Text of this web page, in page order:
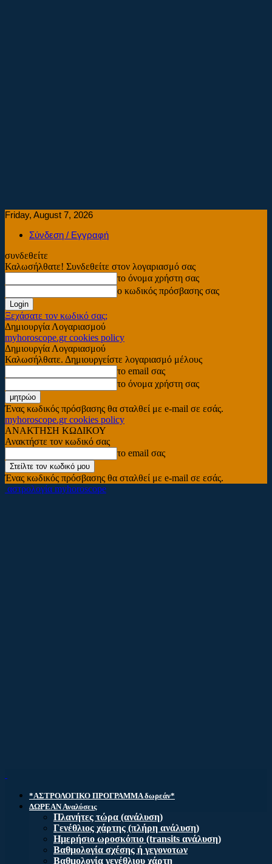
Friday, August 7, 2026
Σύνδεση / Εγγραφή
συνδεθείτε
Καλωσήλθατε! Συνδεθείτε στον λογαριασμό σας
το όνομα χρήστη σας
ο κωδικός πρόσβασης σας
Ξεχάσατε τον κωδικό σας;
Δημιουργία Λογαριασμού
myhoroscope.gr cookies policy
Δημιουργία Λογαριασμού
Καλωσήλθατε. Δημιουργείστε λογαριασμό μέλους
το email σας
το όνομα χρήστη σας
Ένας κωδικός πρόσβασης θα σταλθεί με e-mail σε εσάς.
myhoroscope.gr cookies policy
ΑΝΑΚΤΗΣΗ ΚΩΔΙΚΟΥ
Ανακτήστε τον κωδικό σας
το email σας
Ένας κωδικός πρόσβασης θα σταλθεί με e-mail σε εσάς.
αστρολογία myhoroscope
*ΑΣΤΡΟΛΟΓΙΚΟ ΠΡΟΓΡΑΜΜΑ δωρεάν*
ΔΩΡΕΑΝ Αναλύσεις
Πλανήτες τώρα (ανάλυση)
Γενέθλιος χάρτης (πλήρη ανάλυση)
Ημερήσιο ωροσκόπιο (transits ανάλυση)
Βαθμολογία σχέσης ή γεγονοτων
Βαθμολογία γενέθλιου χάρτη